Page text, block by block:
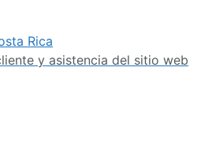
Rica
y asistencia del sitio web